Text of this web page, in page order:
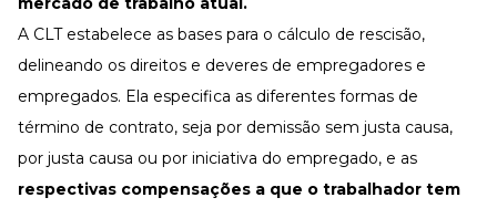
A CLT estabelece as bases para o cálculo de rescisão,
delineando os direitos e deveres de empregadores e
empregados. Ela especifica as diferentes formas de
término de contrato, seja por demissão sem justa causa,
por justa causa ou por iniciativa do empregado, e as
respectivas compensações a que o trabalhador tem